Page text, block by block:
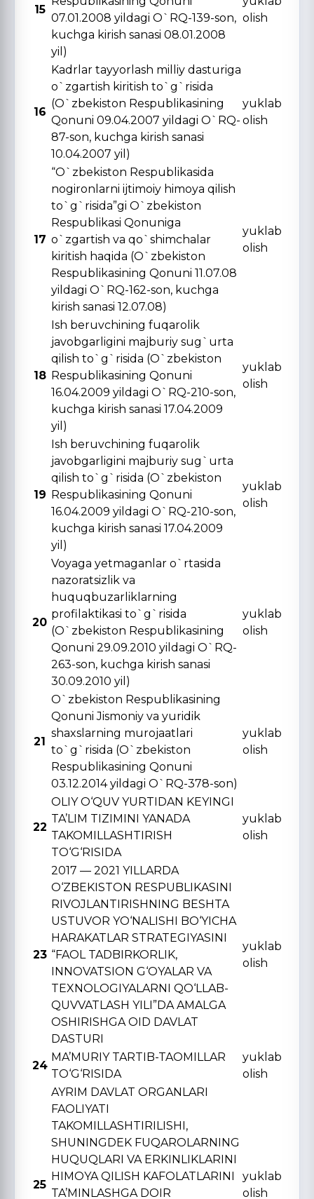
15
07.01.2008 yildagi O`RQ-139-son,
kuchga kirish sanasi 08.01.2008
yil)
olish
16
Kadrlar tayyorlash milliy dasturiga
o`zgartish kiritish to`g`risida
(O`zbekiston Respublikasining
Qonuni 09.04.2007 yildagi O`RQ-
87-son, kuchga kirish sanasi
10.04.2007 yil)
yuklab
olish
17
“O`zbekiston Respublikasida
nogironlarni ijtimoiy himoya qilish
to`g`risida”gi O`zbekiston
Respublikasi Qonuniga
o`zgartish va qo`shimchalar
kiritish haqida (O`zbekiston
Respublikasining Qonuni 11.07.08
yildagi O`RQ-162-son, kuchga
kirish sanasi 12.07.08)
yuklab
olish
18
Ish beruvchining fuqarolik
javobgarligini majburiy sug`urta
qilish to`g`risida (O`zbekiston
Respublikasining Qonuni
16.04.2009 yildagi O`RQ-210-son,
kuchga kirish sanasi 17.04.2009
yil)
yuklab
olish
19
Ish beruvchining fuqarolik
javobgarligini majburiy sug`urta
qilish to`g`risida (O`zbekiston
Respublikasining Qonuni
16.04.2009 yildagi O`RQ-210-son,
kuchga kirish sanasi 17.04.2009
yil)
yuklab
olish
20
Voyaga yetmaganlar o`rtasida
nazoratsizlik va
huquqbuzarliklarning
profilaktikasi to`g`risida
(O`zbekiston Respublikasining
Qonuni 29.09.2010 yildagi O`RQ-
263-son, kuchga kirish sanasi
30.09.2010 yil)
yuklab
olish
21
O`zbekiston Respublikasining
Qonuni Jismoniy va yuridik
shaxslarning murojaatlari
to`g`risida (O`zbekiston
Respublikasining Qonuni
03.12.2014 yildagi O`RQ-378-son)
yuklab
olish
22
OLIY O‘QUV YURTIDAN KЕYINGI
TA’LIM TIZIMINI YANADA
TAKOMILLASHTIRISH
TO‘G‘RISIDA
yuklab
olish
23
2017 — 2021 YILLARDA
O‘ZBЕKISTON RЕSPUBLIKASINI
RIVOJLANTIRISHNING BЕSHTA
USTUVOR YO‘NALISHI BO‘YICHA
HARAKATLAR STRATЕGIYASINI
“FAOL TADBIRKORLIK,
INNOVATSION G‘OYALAR VA
TЕXNOLOGIYALARNI QO‘LLAB-
QUVVATLASH YILI”DA AMALGA
OSHIRISHGA OID DAVLAT
DASTURI
yuklab
olish
24
MA’MURIY TARTIB-TAOMILLAR
TO‘G‘RISIDA
yuklab
olish
25
AYRIM DAVLAT ORGANLARI
FAOLIYATI
TAKOMILLASHTIRILISHI,
SHUNINGDЕK FUQAROLARNING
HUQUQLARI VA ERKINLIKLARINI
HIMOYA QILISH KAFOLATLARINI
TA’MINLASHGA DOIR
yuklab
olish